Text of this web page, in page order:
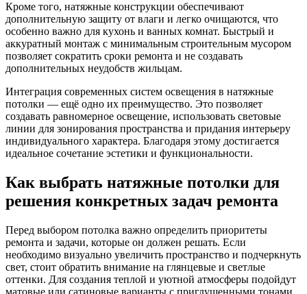
Кроме того, натяжные конструкции обеспечивают
дополнительную защиту от влаги и легко очищаются, что
особенно важно для кухонь и ванных комнат. Быстрый и
аккуратный монтаж с минимальным строительным мусором
позволяет сократить сроки ремонта и не создавать
дополнительных неудобств жильцам.
Интеграция современных систем освещения в натяжные
потолки — ещё одно их преимущество. Это позволяет
создавать равномерное освещение, использовать световые
линии для зонирования пространства и придания интерьеру
индивидуального характера. Благодаря этому достигается
идеальное сочетание эстетики и функциональности.
Как выбрать натяжные потолки для
решения конкретных задач ремонта
Перед выбором потолка важно определить приоритеты
ремонта и задачи, которые он должен решать. Если
необходимо визуально увеличить пространство и подчеркнуть
свет, стоит обратить внимание на глянцевые и светлые
оттенки. Для создания теплой и уютной атмосферы подойдут
матовые или сатиновые варианты с приглушенными тонами.